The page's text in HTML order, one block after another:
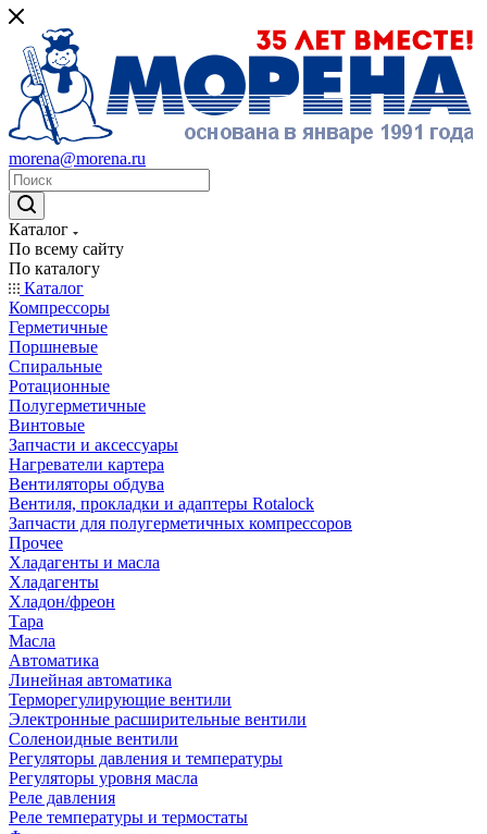
morena@morena.ru
Каталог
По всему сайту
По каталогу
Каталог
Компрессоры
Герметичные
Поршневые
Спиральные
Ротационные
Полугерметичные
Винтовые
Запчасти и аксессуары
Нагреватели картера
Вентиляторы обдува
Вентиля, прокладки и адаптеры Rotalock
Запчасти для полугерметичных компрессоров
Прочее
Хладагенты и масла
Хладагенты
Хладон/фреон
Тара
Масла
Автоматика
Линейная автоматика
Терморегулирующие вентили
Электронные расширительные вентили
Соленоидные вентили
Регуляторы давления и температуры
Регуляторы уровня масла
Реле давления
Реле температуры и термостаты